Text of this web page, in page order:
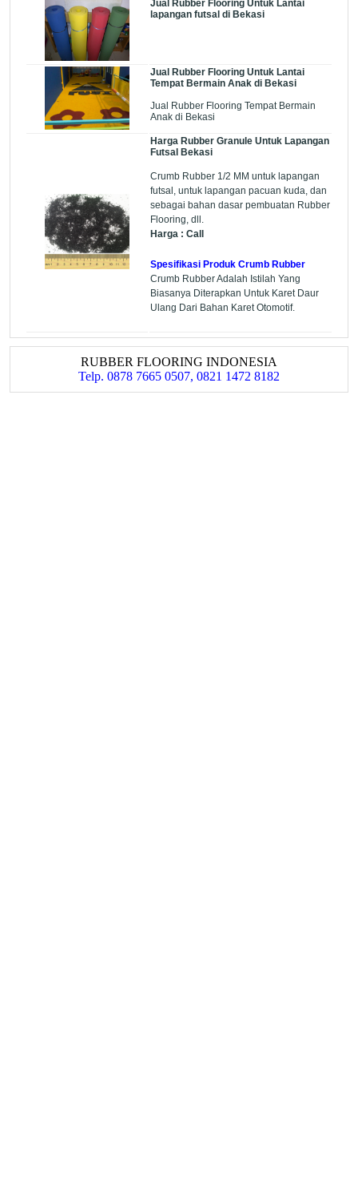
Jual Rubber Flooring Untuk Lantai
lapangan futsal di Bekasi
Jual Rubber Flooring Untuk Lantai
Tempat Bermain Anak di Bekasi
Jual Rubber Flooring Tempat Bermain
Anak di Bekasi
Harga Rubber Granule Untuk Lapangan
Futsal Bekasi
Crumb Rubber 1/2 MM untuk lapangan
futsal, untuk lapangan pacuan kuda, dan
sebagai bahan dasar pembuatan Rubber
Flooring, dll.
Harga : Call
Spesifikasi Produk Crumb Rubber
Crumb Rubber Adalah Istilah Yang
Biasanya Diterapkan Untuk Karet Daur
Ulang Dari Bahan Karet Otomotif.
RUBBER FLOORING INDONESIA
Telp. 0878 7665 0507, 0821 1472 8182